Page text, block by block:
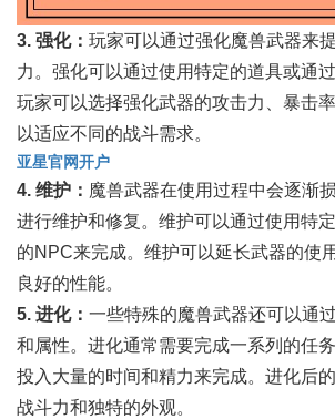
3. 强化： 玩家可以通过强化魔兽武器来
力。强化可以通过使用特定的道具或通
玩家可以选择强化武器的攻击力、暴击
以适应不同的战斗需求。
亚星官网开户
4. 维护： 魔兽武器在使用过程中会逐渐
进行维护和修复。维护可以通过使用特
的NPC来完成。维护可以延长武器的使
良好的性能。
5. 进化： 一些特殊的魔兽武器还可以通
和属性。进化通常需要完成一系列的任
投入大量的时间和精力来完成。进化后
战斗力和独特的外观。